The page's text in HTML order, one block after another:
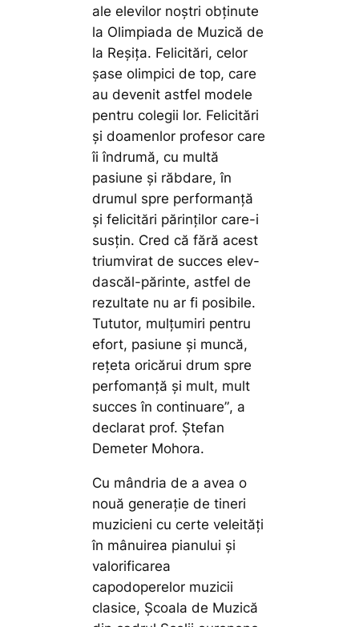
ale elevilor noștri obținute
la Olimpiada de Muzică de
la Reșița. Felicitări, celor
șase olimpici de top, care
au devenit astfel modele
pentru colegii lor. Felicitări
și doamenlor profesor care
îi îndrumă, cu multă
pasiune și răbdare, în
drumul spre performanță
și felicitări părinților care-i
susțin. Cred că fără acest
triumvirat de succes elev-
dascăl-părinte, astfel de
rezultate nu ar fi posibile.
Tututor, mulțumiri pentru
efort, pasiune și muncă,
rețeta oricărui drum spre
perfomanță și mult, mult
succes în continuare”, a
declarat prof. Ștefan
Demeter Mohora.
Cu mândria de a avea o
nouă generație de tineri
muzicieni cu certe veleități
în mânuirea pianului și
valorificarea
capodoperelor muzicii
clasice, Școala de Muzică